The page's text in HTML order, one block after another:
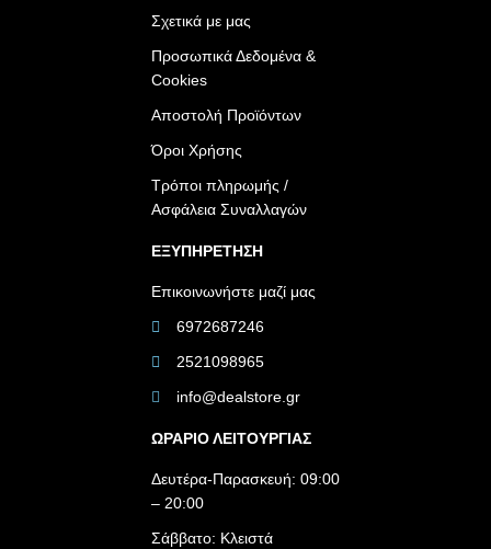
Σχετικά με μας
Προσωπικά Δεδομένα &
Cookies
Αποστολή Προϊόντων
Όροι Χρήσης
Τρόποι πληρωμής /
Ασφάλεια Συναλλαγών
ΕΞΥΠΗΡΕΤΗΣΗ
Επικοινωνήστε μαζί μας
6972687246
2521098965
info@dealstore.gr
ΩΡΑΡΙΟ ΛΕΙΤΟΥΡΓΙΑΣ​
Δευτέρα-Παρασκευή: 09:00
– 20:00
Σάββατο: Κλειστά